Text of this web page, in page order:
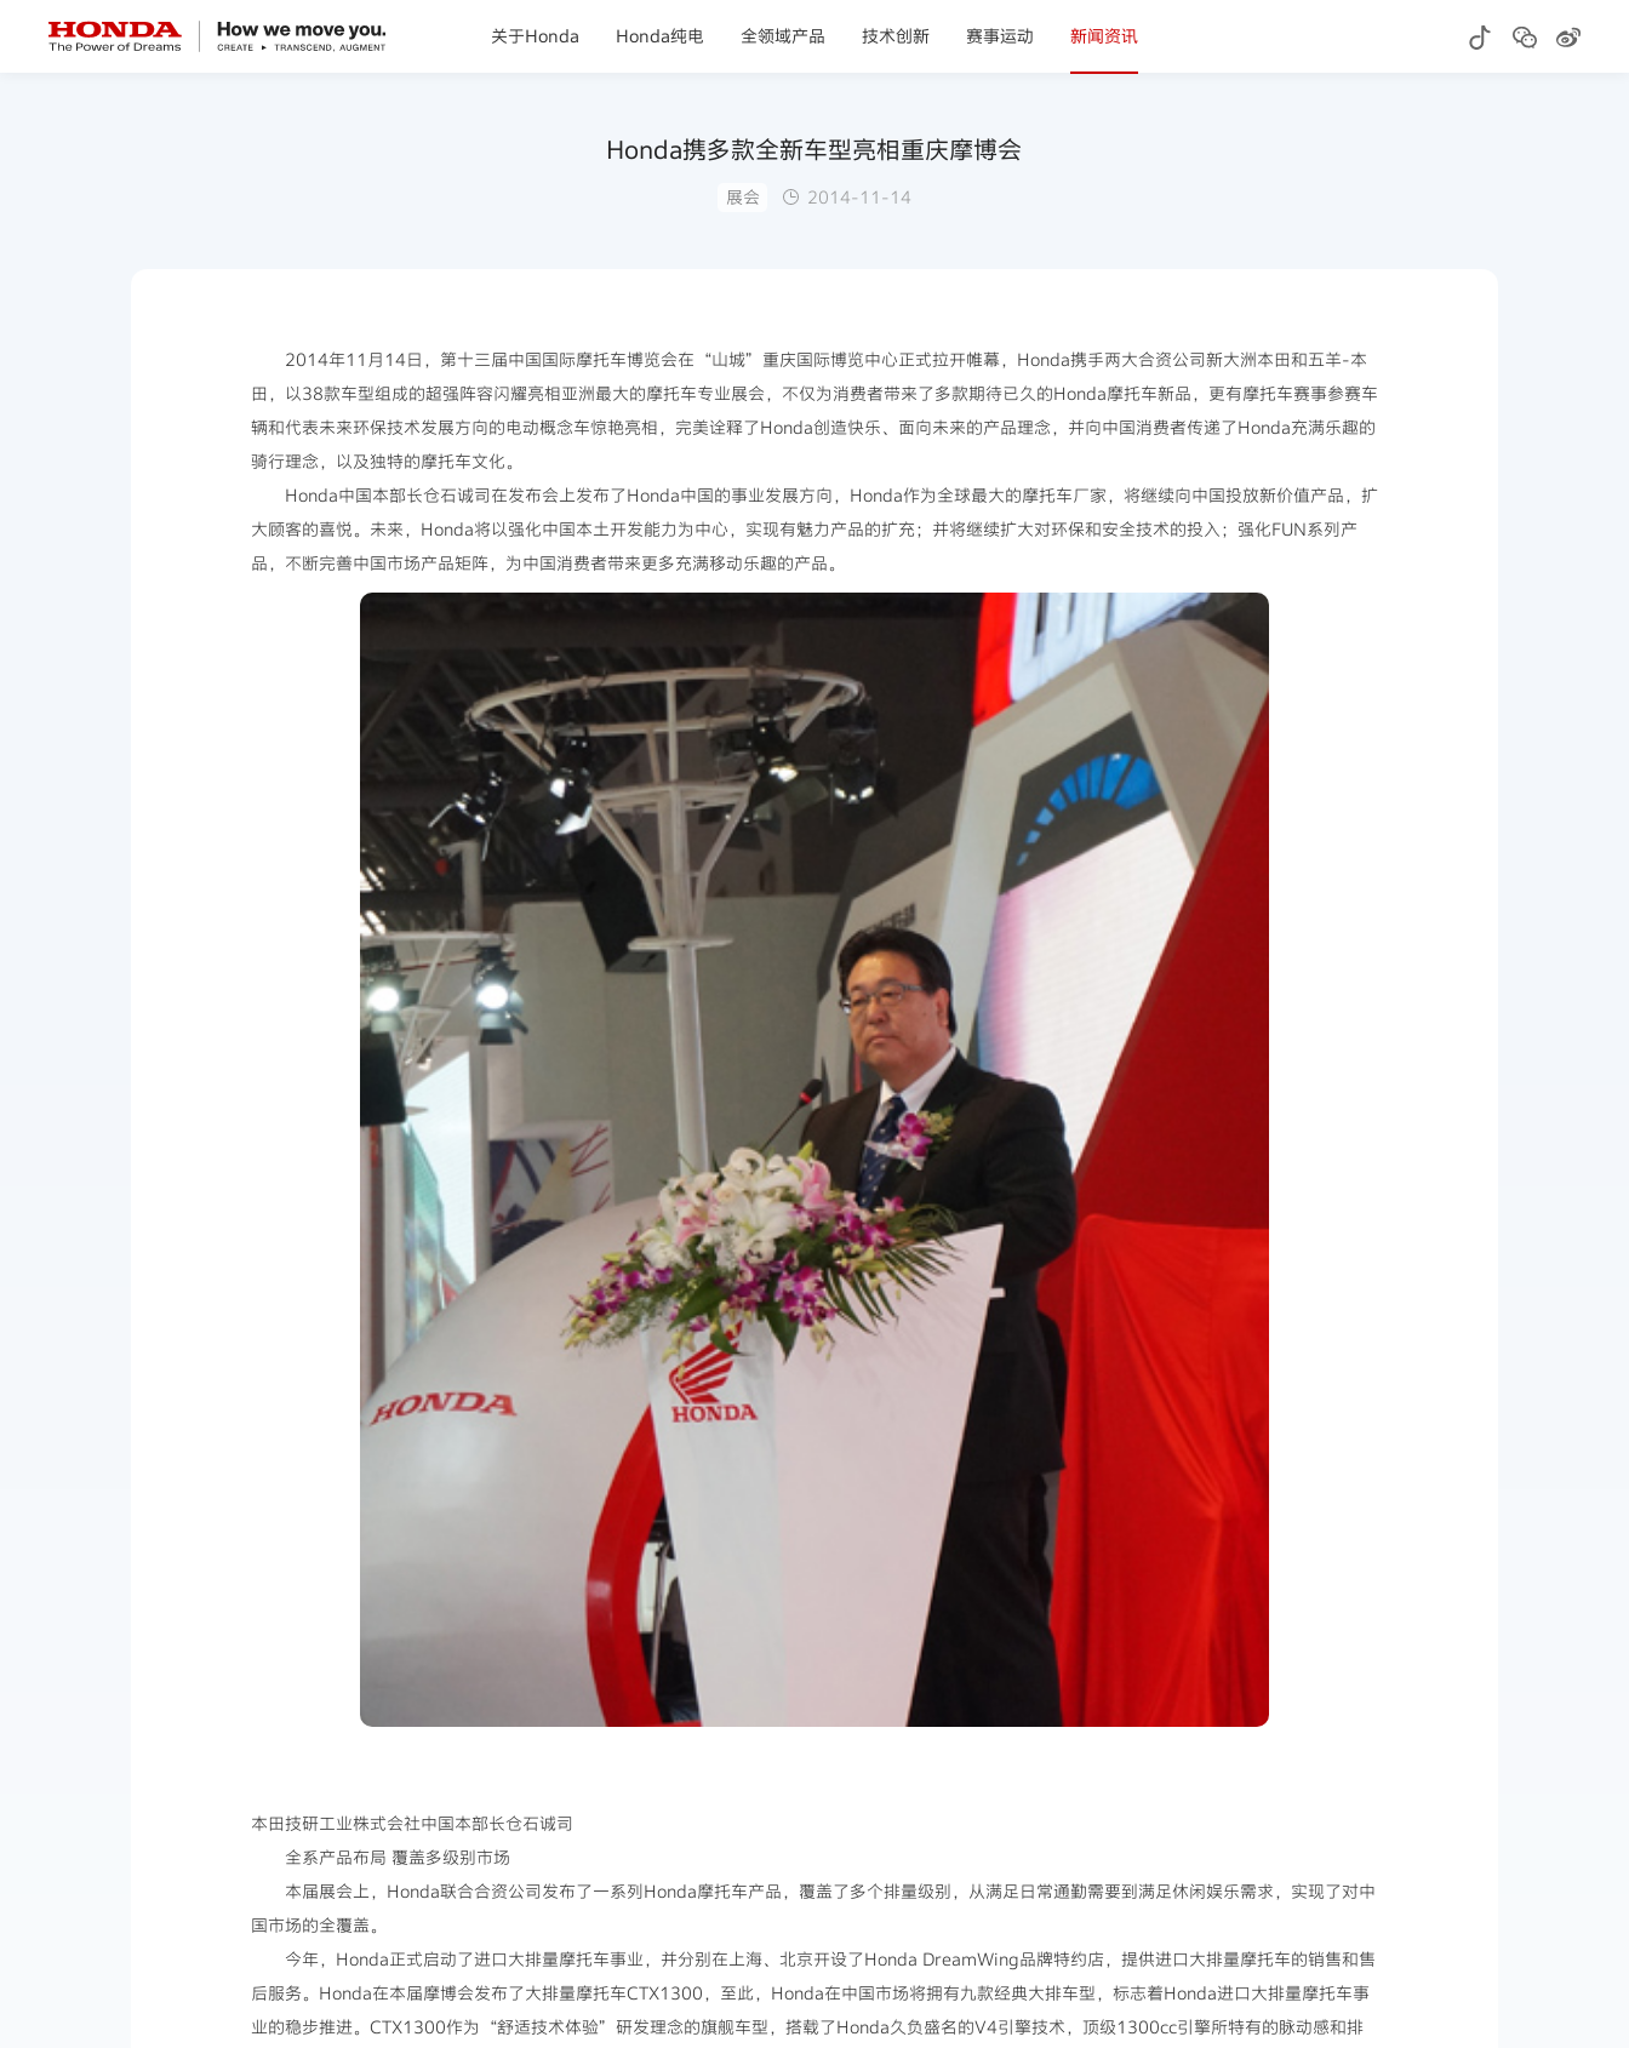
关于Honda Honda纯电 全领域产品 技术创新 赛事运动 新闻资讯
Honda携多款全新车型亮相重庆摩博会
展会 2014-11-14
2014年11月14日，第十三届中国国际摩托车博览会在“山城”重庆国际博览中心正式拉开帷幕，Honda携手两大合资公司新大洲本田和五羊-本
田，以38款车型组成的超强阵容闪耀亮相亚洲最大的摩托车专业展会，不仅为消费者带来了多款期待已久的Honda摩托车新品，更有摩托车赛事参赛车
辆和代表未来环保技术发展方向的电动概念车惊艳亮相，完美诠释了Honda创造快乐、面向未来的产品理念，并向中国消费者传递了Honda充满乐趣的
骑行理念，以及独特的摩托车文化。
Honda中国本部长仓石诚司在发布会上发布了Honda中国的事业发展方向，Honda作为全球最大的摩托车厂家，将继续向中国投放新价值产品，扩
大顾客的喜悦。未来，Honda将以强化中国本土开发能力为中心，实现有魅力产品的扩充；并将继续扩大对环保和安全技术的投入；强化FUN系列产
品，不断完善中国市场产品矩阵，为中国消费者带来更多充满移动乐趣的产品。
本田技研工业株式会社中国本部长仓石诚司
全系产品布局 覆盖多级别市场
本届展会上，Honda联合合资公司发布了一系列Honda摩托车产品，覆盖了多个排量级别，从满足日常通勤需要到满足休闲娱乐需求，实现了对中
国市场的全覆盖。
今年，Honda正式启动了进口大排量摩托车事业，并分别在上海、北京开设了Honda DreamWing品牌特约店，提供进口大排量摩托车的销售和售
后服务。Honda在本届摩博会发布了大排量摩托车CTX1300，至此，Honda在中国市场将拥有九款经典大排车型，标志着Honda进口大排量摩托车事
业的稳步推进。CTX1300作为“舒适技术体验”研发理念的旗舰车型，搭载了Honda久负盛名的V4引擎技术，顶级1300cc引擎所特有的脉动感和排